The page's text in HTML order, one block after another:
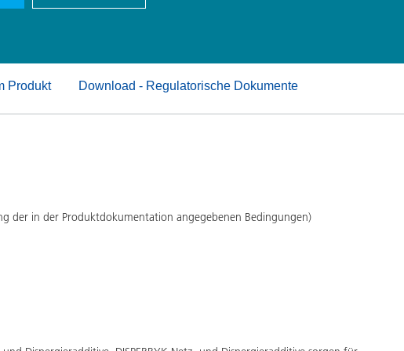
Inks
Produkt Download - Regulatorische Dokumente
der in der Produktdokumentation angegebenen Bedingungen)